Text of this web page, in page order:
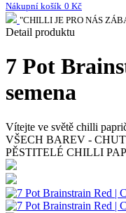
Nákupní košík 0 Kč
"CHILLI JE PRO NÁS
Detail produktu
7 Pot
semena
Vítejte ve světě chilli
VŠECH BAREV -
PĚSTITELÉ CHILLI